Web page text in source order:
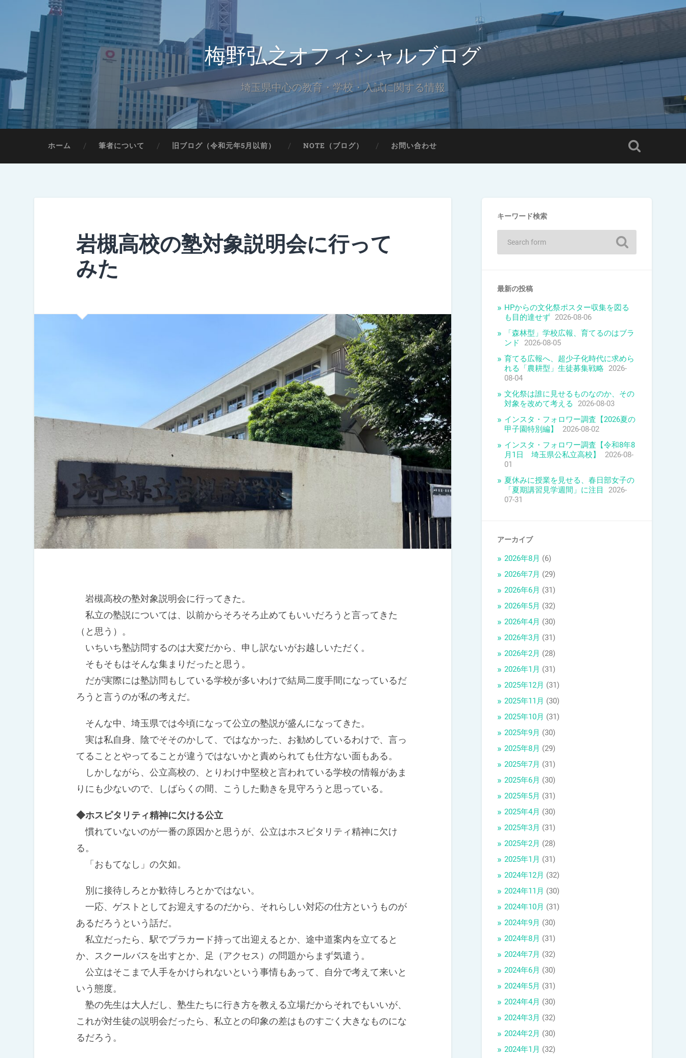
梅野弘之オフィシャルブログ
埼玉県中心の教育・学校・入試に関する情報
ホーム 筆者について 旧ブログ（令和元年5月以前） NOTE（ブログ） お問い合わせ
岩槻高校の塾対象説明会に行って
みた
岩槻高校の塾対象説明会に行ってきた。
私立の塾説については、以前からそろそろ止めてもいいだろうと言ってきた
（と思う）。
いちいち塾訪問するのは大変だから、申し訳ないがお越しいただく。
そもそもはそんな集まりだったと思う。
だが実際には塾訪問もしている学校が多いわけで結局二度手間になっているだ
ろうと言うのが私の考えだ。
そんな中、埼玉県では今頃になって公立の塾説が盛んになってきた。
実は私自身、陰でそそのかして、ではなかった、お勧めしているわけで、言っ
てることとやってることが違うではないかと責められても仕方ない面もある。
しかしながら、公立高校の、とりわけ中堅校と言われている学校の情報があま
りにも少ないので、しばらくの間、こうした動きを見守ろうと思っている。
◆ホスピタリティ精神に欠ける公立
慣れていないのが一番の原因かと思うが、公立はホスピタリティ精神に欠け
る。
「おもてなし」の欠如。
別に接待しろとか歓待しろとかではない。
一応、ゲストとしてお迎えするのだから、それらしい対応の仕方というものが
あるだろうという話だ。
私立だったら、駅でプラカード持って出迎えるとか、途中道案内を立てると
か、スクールバスを出すとか、足（アクセス）の問題からまず気遣う。
公立はそこまで人手をかけられないという事情もあって、自分で考えて来いと
いう態度。
塾の先生は大人だし、塾生たちに行き方を教える立場だからそれでもいいが、
これが対生徒の説明会だったら、私立との印象の差はものすごく大きなものにな
るだろう。
キーワード検索
最新の投稿
HPからの文化祭ポスター収集を図る
も目的達せず 2026-08-06
「森林型」学校広報、育てるのはブラ
ンド
2026-08-05
育てる広報へ、超少子化時代に求めら
れる「農耕型」生徒募集戦略 2026-
08-04
文化祭は誰に見せるものなのか、その
対象を改めて考える
2026-08-03
インスタ・フォロワー調査【2026夏の
甲子園特別編】
2026-08-02
インスタ・フォロワー調査【令和8年8
月1日 埼玉県公私立高校】
2026-08-
01
夏休みに授業を見せる、春日部女子の
「夏期講習見学週間」に注目
2026-
07-31
アーカイブ
2026年8月 (6)
2026年7月 (29)
2026年6月 (31)
2026年5月 (32)
2026年4月 (30)
2026年3月 (31)
2026年2月 (28)
2026年1月 (31)
2025年12月 (31)
2025年11月 (30)
2025年10月 (31)
2025年9月 (30)
2025年8月 (29)
2025年7月 (31)
2025年6月 (30)
2025年5月 (31)
2025年4月 (30)
2025年3月 (31)
2025年2月 (28)
2025年1月 (31)
2024年12月 (32)
2024年11月 (30)
2024年10月 (31)
2024年9月 (30)
2024年8月 (31)
2024年7月 (32)
2024年6月 (30)
2024年5月 (31)
2024年4月 (30)
2024年3月 (32)
2024年2月 (30)
2024年1月 (32)